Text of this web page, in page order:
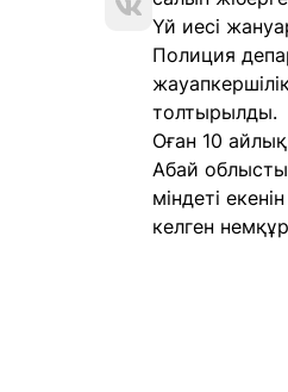
Үй иесі
Полиция
толтырылды.
Оған 10
Абай
міндеті
келген